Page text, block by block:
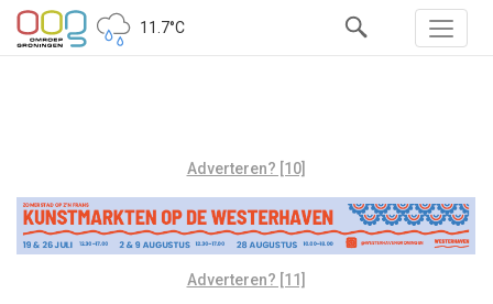
11.7°C
Adverteren? [10]
Adverteren? [11]